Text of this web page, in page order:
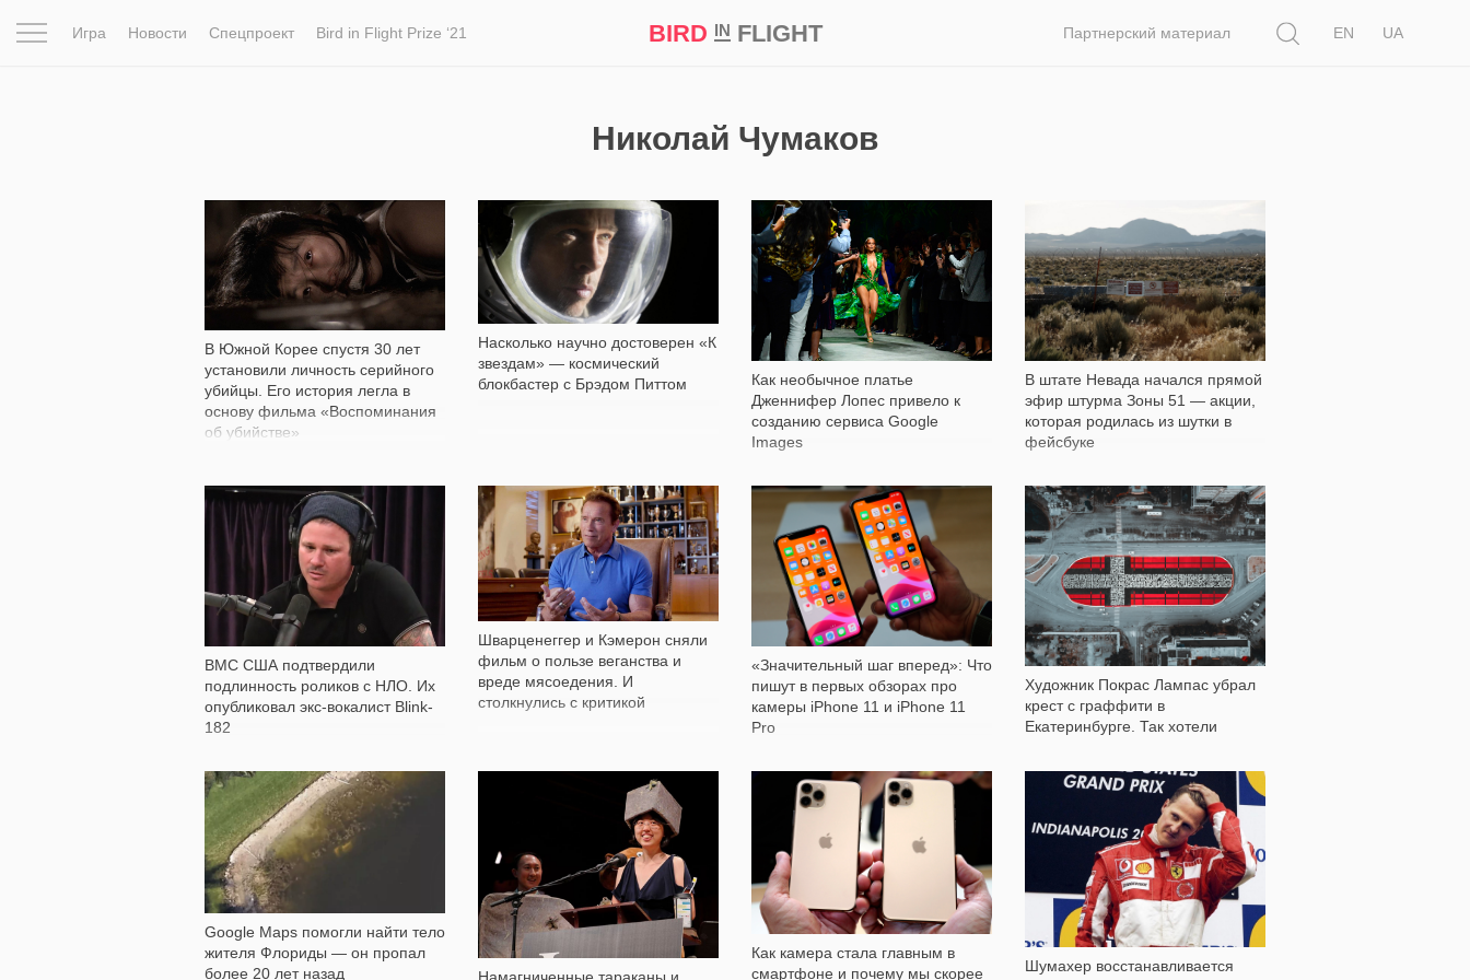
Игра Новости Спецпроект Bird in Flight Prize ‘21 BIRD INFLIGHT Партнерский материал
EN
UA
Николай Чумаков
В Южной Корее спустя 30 лет
установили личность серийного
убийцы. Его история легла в
основу фильма «Воспоминания
об убийстве»
141 306
Насколько научно достоверен «К
звездам» — космический
блокбастер с Брэдом Питтом
12 890
Как необычное платье
Дженнифер Лопес привело к
созданию сервиса Google
Images
5 223
В штате Невада начался прямой
эфир штурма Зоны 51 — акции,
которая родилась из шутки в
фейсбуке
12 611
ВМС США подтвердили
подлинность роликов с НЛО. Их
опубликовал экс-вокалист Blink-
182
19 710
Шварценеггер и Кэмерон сняли
фильм о пользе веганства и
вреде мясоедения. И
столкнулись с критикой
33 830
«Значительный шаг вперед»: Что
пишут в первых обзорах про
камеры iPhone 11 и iPhone 11
Pro
Художник Покрас Лампас убрал
крест с граффити в
Екатеринбурге. Так хотели
1 098
Google Maps помогли найти тело
жителя Флориды — он пропал
более 20 лет назад
11 435
Как камера стала главным в
смартфоне и почему мы скорее
4 347
Шумахер восстанавливается